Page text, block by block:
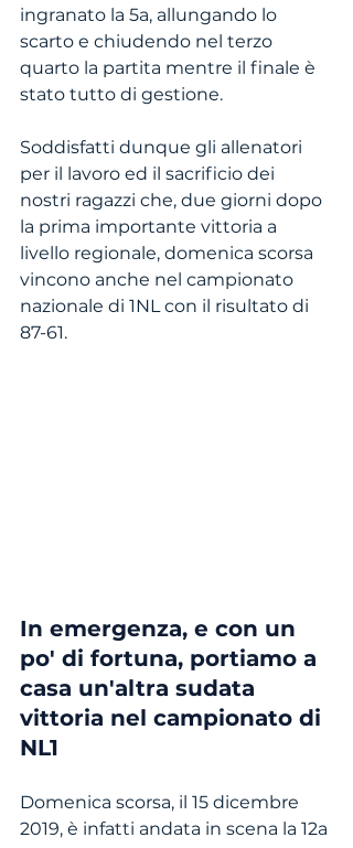
ingranato la 5a, allungando lo
scarto e chiudendo nel terzo
quarto la partita mentre il finale è
stato tutto di gestione.
Soddisfatti dunque gli allenatori
per il lavoro ed il sacrificio dei
nostri ragazzi che, due giorni dopo
la prima importante vittoria a
livello regionale, domenica scorsa
vincono anche nel campionato
nazionale di 1NL con il risultato di
87-61.
In emergenza, e con un
po' di fortuna, portiamo a
casa un'altra sudata
vittoria nel campionato di
NL1
Domenica scorsa, il 15 dicembre
2019, è infatti andata in scena la 12a